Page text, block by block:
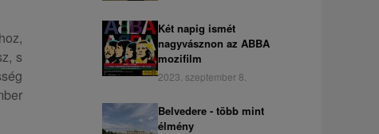
s
Két napig ismét
nagyvásznon az ABBA
mozifilm
2023. szeptember 8.
Belvedere - több mint
élmény